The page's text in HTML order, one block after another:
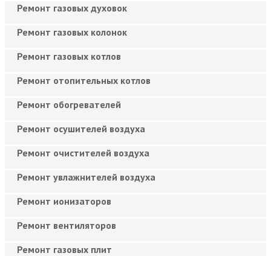
Ремонт газовых духовок
Ремонт газовых колонок
Ремонт газовых котлов
Ремонт отопительных котлов
Ремонт обогревателей
Ремонт осушителей воздуха
Ремонт очистителей воздуха
Ремонт увлажнителей воздуха
Ремонт ионизаторов
Ремонт вентиляторов
Ремонт газовых плит